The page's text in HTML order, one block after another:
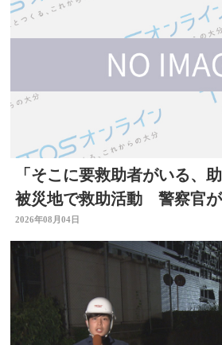
「そこに要救助者がいる、
被災地で救助活動 警察官
る 大分
2026年08月04日